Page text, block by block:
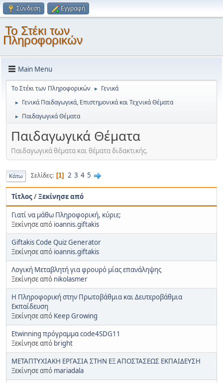
Σύνδεση Εγγραφή
Το Στέκι των
Πληροφορικών
Main Menu
Το Στέκι των Πληροφορικών ► Γενικά
► Γενικά Παιδαγωγικά, Επιστημονικά και Τεχνικά Θέματα
► Παιδαγωγικά Θέματα
Παιδαγωγικά Θέματα
Παιδαγωγικά θέματα και θέματα διδακτικής.
Κάτω Σελίδες 1 2 3 4 5
Τίτλος/Ξεκίνησε από
Γιατί να μάθω Πληροφορική, κύριε;
Ξεκίνησε από ioannis.giftakis
Giftakis Code Quiz Generator
Ξεκίνησε από ioannis.giftakis
Λογική Μεταβλητή για φρουρό μίας επανάληψης
Ξεκίνησε από nikolasmer
Η Πληροφορική στην Πρωτοβάθμια και Δευτεροβάθμια
Εκπαίδευση
Ξεκίνησε από Keep Growing
Εtwinning πρόγραμμα code4SDG11
Ξεκίνησε από bright
ΜΕΤΑΠΤΥΧΙΑΚΗ ΕΡΓΑΣΙΑ ΣΤΗΝ ΕΞ ΑΠΟΣΤΑΣΕΩΣ ΕΚΠΑΙΔΕΥΣΗ
Ξεκίνησε από mariadala